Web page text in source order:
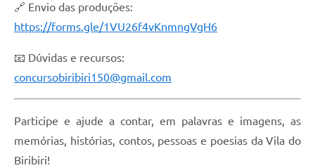
🔗 Envio das produções:
https://forms.gle/1VU26f4vKnmngVgH6
📧 Dúvidas e recursos:
concursobiribiri150@gmail.com
Participe e ajude a contar, em palavras e imagens, as
memórias, histórias, contos, pessoas e poesias da Vila do
Biribiri!